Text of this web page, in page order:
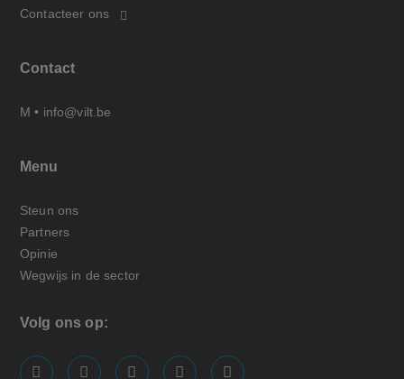
Contacteer ons
Contact
M • info@vilt.be
Menu
Steun ons
Partners
Opinie
Wegwijs in de sector
Volg ons op: